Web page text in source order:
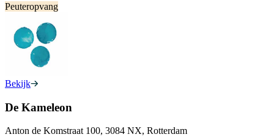
Peuteropvang
Bekijk
De Kameleon
Anton de Komstraat 100, 3084 NX, Rotterdam